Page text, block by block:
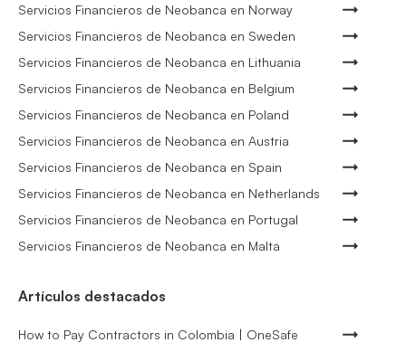
Servicios Financieros de Neobanca en Norway
Servicios Financieros de Neobanca en Sweden
Servicios Financieros de Neobanca en Lithuania
Servicios Financieros de Neobanca en Belgium
Servicios Financieros de Neobanca en Poland
Servicios Financieros de Neobanca en Austria
Servicios Financieros de Neobanca en Spain
Servicios Financieros de Neobanca en Netherlands
Servicios Financieros de Neobanca en Portugal
Servicios Financieros de Neobanca en Malta
Artículos destacados
How to Pay Contractors in Colombia | OneSafe